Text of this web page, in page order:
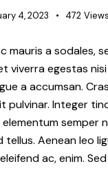
4, 2023 472 Views
mauris a sodales,
viverra egestas
a accumsan.
pulvinar. Integer
semper
tellus. Aenean leo
ac, enim.